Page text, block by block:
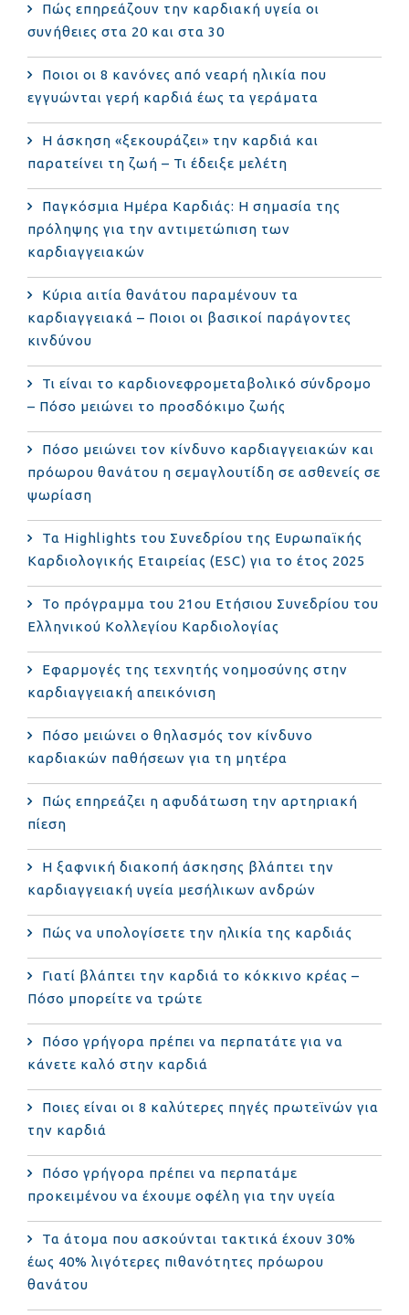
Πώς επηρεάζουν την καρδιακή υγεία οι
συνήθειες στα 20 και στα 30
Ποιοι οι 8 κανόνες από νεαρή ηλικία που
εγγυώνται γερή καρδιά έως τα γεράματα
Η άσκηση «ξεκουράζει» την καρδιά και
παρατείνει τη ζωή – Τι έδειξε μελέτη
Παγκόσμια Ημέρα Καρδιάς: Η σημασία της
πρόληψης για την αντιμετώπιση των
καρδιαγγειακών
Κύρια αιτία θανάτου παραμένουν τα
καρδιαγγειακά – Ποιοι οι βασικοί παράγοντες
κινδύνου
Τι είναι το καρδιονεφρομεταβολικό σύνδρομο
– Πόσο μειώνει το προσδόκιμο ζωής
Πόσο μειώνει τον κίνδυνο καρδιαγγειακών και
πρόωρου θανάτου η σεμαγλουτίδη σε ασθενείς σε
ψωρίαση
Τα Highlights του Συνεδρίου της Ευρωπαϊκής
Καρδιολογικής Εταιρείας (ESC) για το έτος 2025
Το πρόγραμμα του 21ου Ετήσιου Συνεδρίου του
Ελληνικού Κολλεγίου Καρδιολογίας
Εφαρμογές της τεχνητής νοημοσύνης στην
καρδιαγγειακή απεικόνιση
Πόσο μειώνει ο θηλασμός τον κίνδυνο
καρδιακών παθήσεων για τη μητέρα
Πώς επηρεάζει η αφυδάτωση την αρτηριακή
πίεση
Η ξαφνική διακοπή άσκησης βλάπτει την
καρδιαγγειακή υγεία μεσήλικων ανδρών
Πώς να υπολογίσετε την ηλικία της καρδιάς
Γιατί βλάπτει την καρδιά το κόκκινο κρέας –
Πόσο μπορείτε να τρώτε
Πόσο γρήγορα πρέπει να περπατάτε για να
κάνετε καλό στην καρδιά
Ποιες είναι οι 8 καλύτερες πηγές πρωτεϊνών για
την καρδιά
Πόσο γρήγορα πρέπει να περπατάμε
προκειμένου να έχουμε οφέλη για την υγεία
Τα άτομα που ασκούνται τακτικά έχουν 30%
έως 40% λιγότερες πιθανότητες πρόωρου
θανάτου